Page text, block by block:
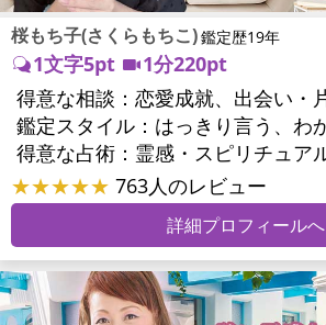
桜もち子(さくらもちこ)鑑定歴19年
1文字5pt
1分220pt
得意な相談：
鑑定スタイル：
得意な占術：
★★★★★ 763人のレビュー
詳細プロフィールへ